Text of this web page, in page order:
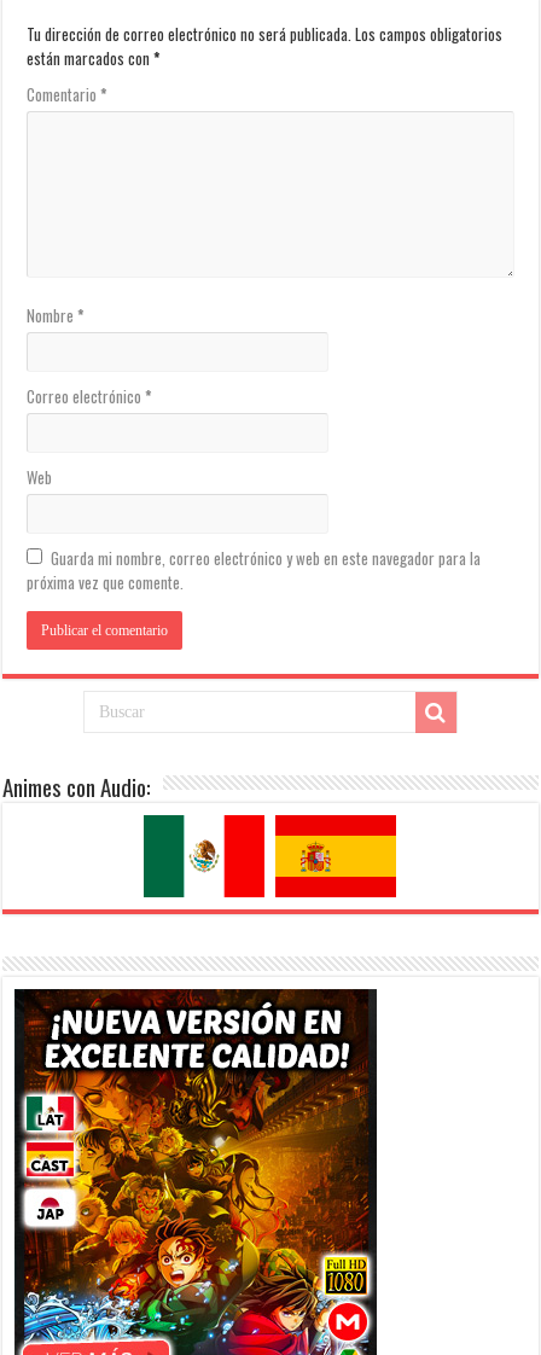
Tu dirección de correo electrónico no será publicada. Los campos obligatorios
están marcados con*
Comentario*
Nombre*
Correo electrónico*
Web
Guarda mi nombre, correo electrónico y web en este navegador para la
próxima vez que comente.
Animes con Audio: